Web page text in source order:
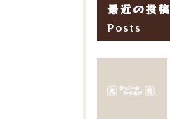
最近の投稿
Posts